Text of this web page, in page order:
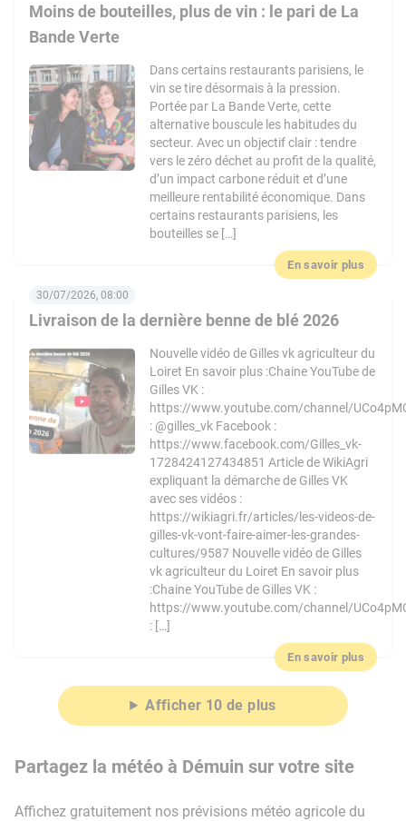
Moins de bouteilles, plus de vin : le pari de La
Bande Verte
Dans certains restaurants parisiens, le
vin se tire désormais à la pression.
Portée par La Bande Verte, cette
alternative bouscule les habitudes du
secteur. Avec un objectif clair : tendre
vers le zéro déchet au profit de la qualité,
d’un impact carbone réduit et d’une
meilleure rentabilité économique. Dans
certains restaurants parisiens, les
bouteilles se […]
En savoir plus
Livraison de la dernière benne de blé 2026
30/07/2026, 08:00
Nouvelle vidéo de Gilles vk agriculteur du
Loiret En savoir plus :Chaine YouTube de
Gilles VK :
https://www.youtube.com/channel/
: @gilles_vk Facebook :
https://www.facebook.com/Gilles_vk-
1728424127434851 Article de WikiAgri
expliquant la démarche de Gilles VK
avec ses vidéos :
https://wikiagri.fr/articles/les-videos-de-
gilles-vk-vont-faire-aimer-les-grandes-
cultures/9587 Nouvelle vidéo de Gilles
vk agriculteur du Loiret En savoir plus
:Chaine YouTube de Gilles VK :
https://www.youtube.com/channel/
: […]
En savoir plus
Afficher 10 de plus
Partagez la météo à Démuin sur votre site
Affichez gratuitement nos prévisions météo agricole du